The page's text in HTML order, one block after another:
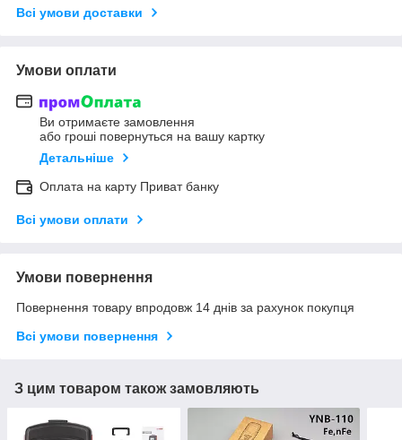
Всі умови доставки
Умови оплати
Ви отримаєте замовлення
або гроші повернуться на вашу картку
Детальніше
Оплата на карту Приват банку
Всі умови оплати
Умови повернення
Повернення товару впродовж 14 днів за рахунок покупця
Всі умови повернення
З цим товаром також замовляють